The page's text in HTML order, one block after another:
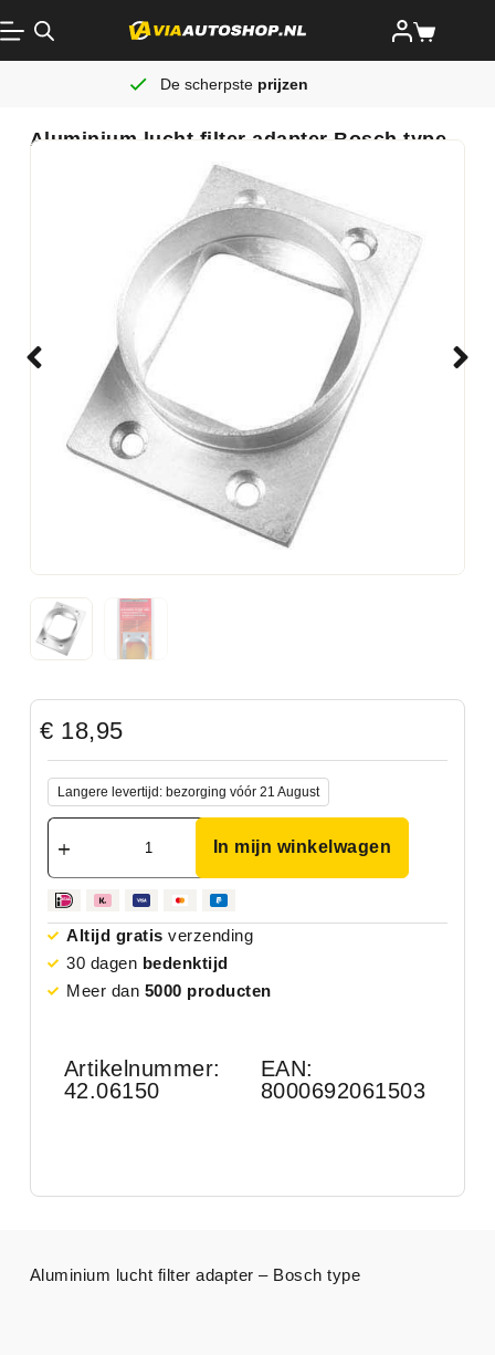
De scherpste prijzen
Aluminium lucht filter adapter Bosch type
€ 18,95
Langere levertijd: bezorging vóór 21 August
In mijn winkelwagen
Altijd gratis verzending
30 dagen bedenktijd
Meer dan 5000 producten
Artikelnummer:
42.06150
EAN:
8000692061503
Aluminium lucht filter adapter – Bosch type